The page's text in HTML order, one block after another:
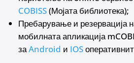
COBISS(Мојата библиотека);
Пребарување и резервација
мобилната апликација
заAndroid и IOS